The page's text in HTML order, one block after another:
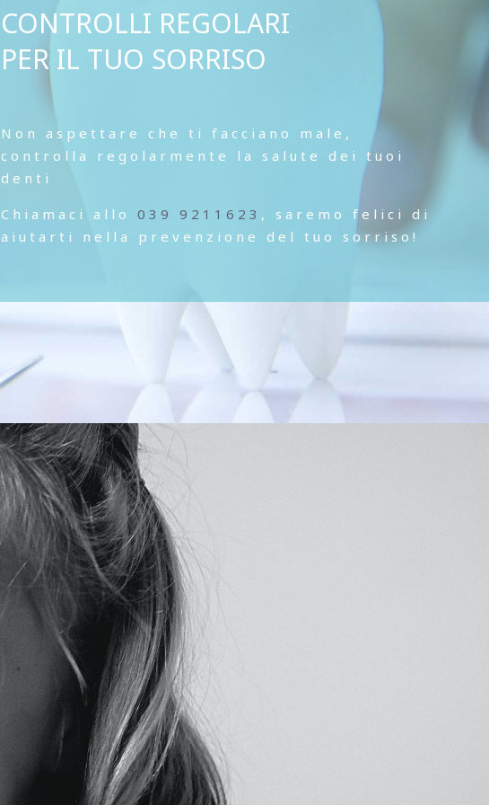
CONTROLLI REGOLARI
PER IL TUO SORRISO
Non aspettare che ti facciano male,
controlla regolarmente la salute dei tuoi
denti
Chiamaci allo 039 9211623 , saremo felici di
aiutarti nella prevenzione del tuo sorriso!